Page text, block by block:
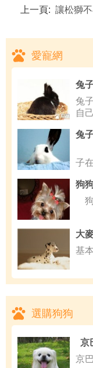
上一頁: 讓松獅不再暈車
愛寵網
兔
自
兔
子
狗
大
基
選購狗狗
京
京